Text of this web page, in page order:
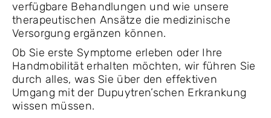
verfügbare Behandlungen und wie unsere
therapeutischen Ansätze die medizinische
Versorgung ergänzen können.
Ob Sie erste Symptome erleben oder Ihre
Handmobilität erhalten möchten, wir führen Sie
durch alles, was Sie über den effektiven
Umgang mit der Dupuytren’schen Erkrankung
wissen müssen.